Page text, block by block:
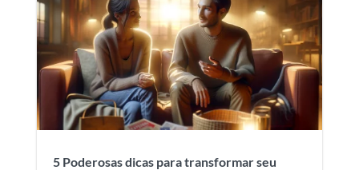
5 Poderosas dicas para transformar seu